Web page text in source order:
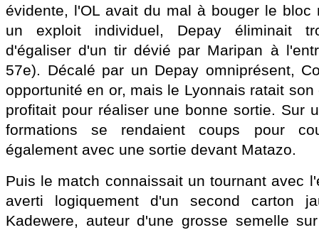
évidente, l'OL avait du mal à bouger le bloc
un exploit individuel, Depay éliminait
d'égaliser d'un tir dévié par Maripan à
57e). Décalé par un Depay omniprésent,
opportunité en or, mais le Lyonnais ratait
profitait pour réaliser une bonne sortie. Sur
formations se rendaient coups pour
également avec une sortie devant Matazo.
Puis le match connaissait un tournant avec
averti logiquement d'un second carton
Kadewere, auteur d'une grosse semelle